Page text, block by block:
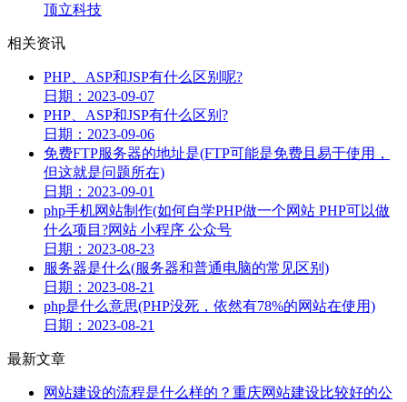
顶立科技
相关资讯
PHP、ASP和JSP有什么区别呢?
日期：2023-09-07
PHP、ASP和JSP有什么区别?
日期：2023-09-06
免费FTP服务器的地址是(FTP可能是免费且易于使用，
但这就是问题所在)
日期：2023-09-01
php手机网站制作(如何自学PHP做一个网站 PHP可以做
什么项目?网站 小程序 公众号
日期：2023-08-23
服务器是什么(服务器和普通电脑的常见区别)
日期：2023-08-21
php是什么意思(PHP没死，依然有78%的网站在使用)
日期：2023-08-21
最新文章
网站建设的流程是什么样的？重庆网站建设比较好的公